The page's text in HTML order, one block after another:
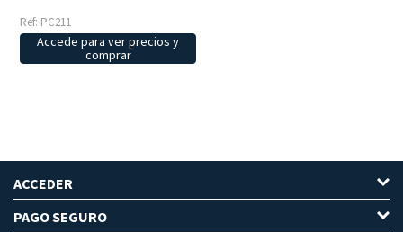
Ref: PC211
Accede para ver precios y
comprar
ACCEDER
PAGO SEGURO